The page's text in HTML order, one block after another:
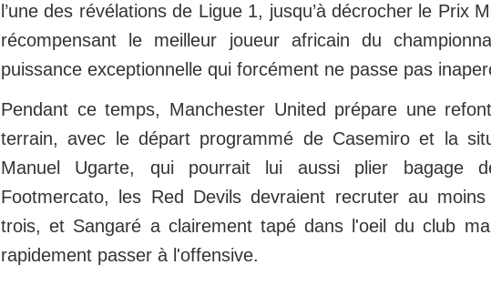
l’une des révélations de Ligue 1, jusqu’à décrocher le Prix
récompensant le meilleur joueur africain du
puissance exceptionnelle qui forcément ne passe pas
Pendant ce temps, Manchester United prépare une
terrain, avec le départ programmé de Casemiro et la
Manuel Ugarte, qui pourrait lui aussi plier bagage
Footmercato, les Red Devils devraient recruter au
trois, et Sangaré a clairement tapé dans l'oeil du club
rapidement passer à l'offensive.